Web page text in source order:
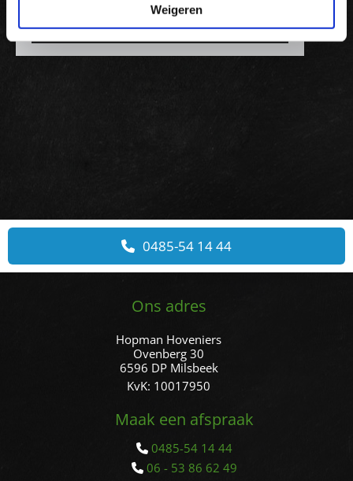
Weigeren
bekijken.
Accept cookies
0485-54 14 44
Ons adres
Hopman Hoveniers
Ovenberg 30
6596 DP Milsbeek
KvK: 10017950
Maak een afspraak
 0485-54 14 44
 06 - 53 86 62 49